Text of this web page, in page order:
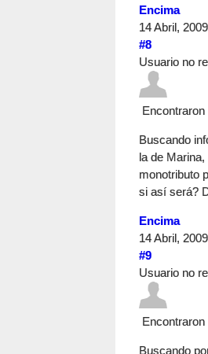
Encima
14 Abril,
#8
Usuario no
Encontraron
Buscando
la de
monotributo
si así será?
Encima
14 Abril,
#9
Usuario no
Encontraron
Buscando